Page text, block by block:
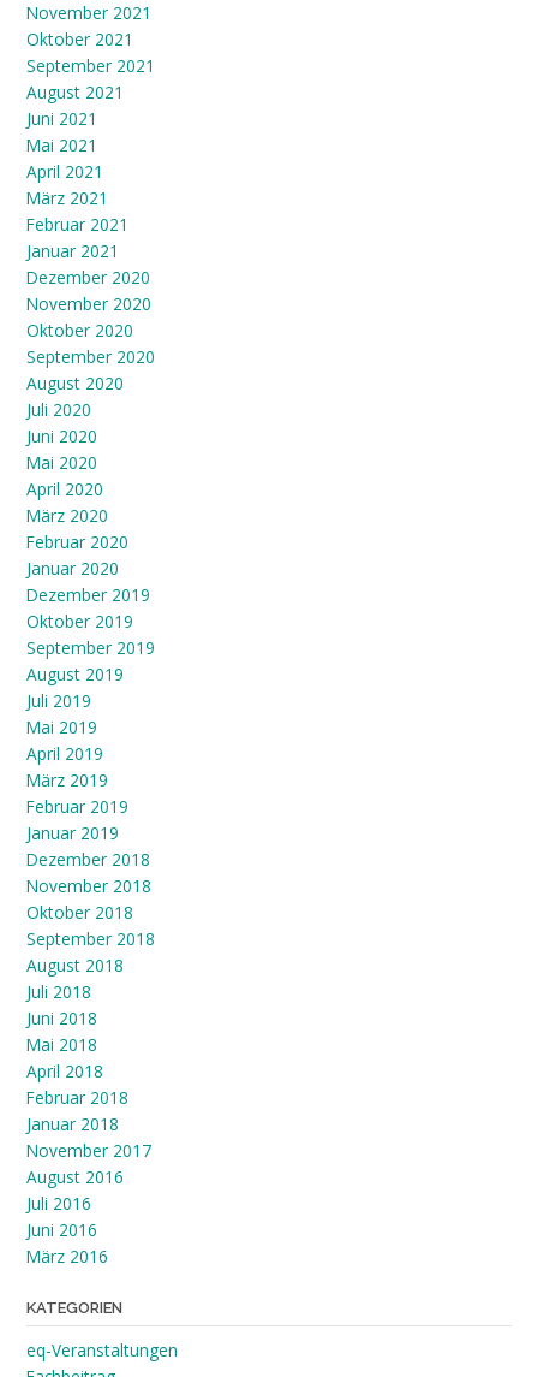
November 2021
Oktober 2021
September 2021
August 2021
Juni 2021
Mai 2021
April 2021
März 2021
Februar 2021
Januar 2021
Dezember 2020
November 2020
Oktober 2020
September 2020
August 2020
Juli 2020
Juni 2020
Mai 2020
April 2020
März 2020
Februar 2020
Januar 2020
Dezember 2019
Oktober 2019
September 2019
August 2019
Juli 2019
Mai 2019
April 2019
März 2019
Februar 2019
Januar 2019
Dezember 2018
November 2018
Oktober 2018
September 2018
August 2018
Juli 2018
Juni 2018
Mai 2018
April 2018
Februar 2018
Januar 2018
November 2017
August 2016
Juli 2016
Juni 2016
März 2016
KATEGORIEN
eq-Veranstaltungen